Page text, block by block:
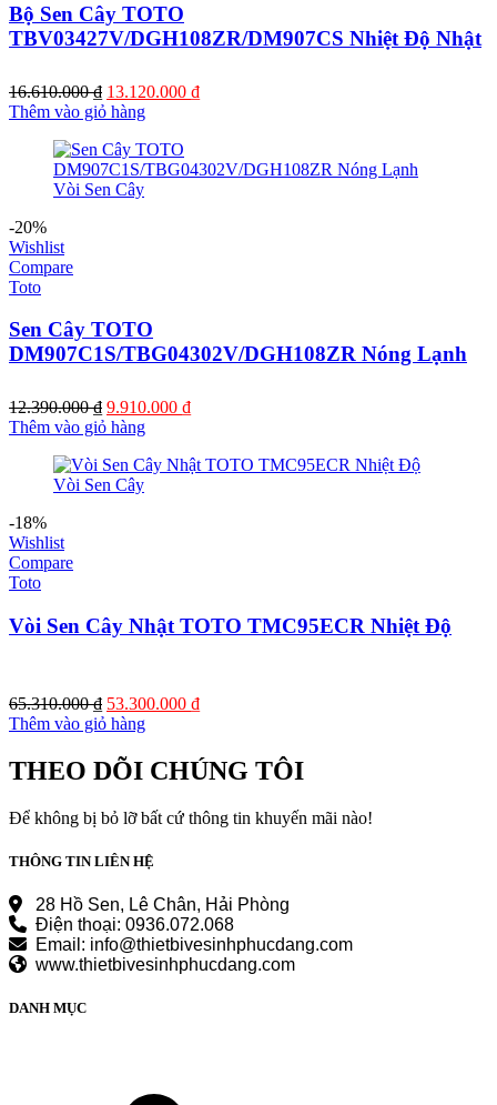
Bộ Sen Cây TOTO
TBV03427V/DGH108ZR/DM907CS Nhiệt Độ Nhật
16.610.000₫ Giá
gốc
16.610.000 ₫.
13.120.000 ₫Giá
13.120.000 ₫.
Thêm vào giỏ hàng
-20%
Wishlist
Compare
Toto
Sen Cây TOTO
DM907C1S/TBG04302V/DGH108ZR Nóng Lạnh
12.390.000₫ Giá
gốc
12.390.000 ₫.
9.910.000 ₫Giá
là:
Thêm vào giỏ hàng
-18%
Wishlist
Compare
Toto
Vòi Sen Cây Nhật TOTO TMC95ECR Nhiệt Độ
65.310.000₫ Giá
gốc
65.310.000 ₫.
53.300.000 ₫Giá
là:
53.300.000 ₫.
Thêm vào giỏ hàng
THEO DÕI CHÚNG TÔI
Để không bị bỏ lỡ bất cứ thông tin khuyến mãi nào!
THÔNG TIN LIÊN HỆ
28 Hồ Sen, Lê Chân, Hải Phòng
Điện thoại: 0936.072.068
Email: info@thietbivesinhphucdang.com
www.thietbivesinhphucdang.com
DANH MỤC